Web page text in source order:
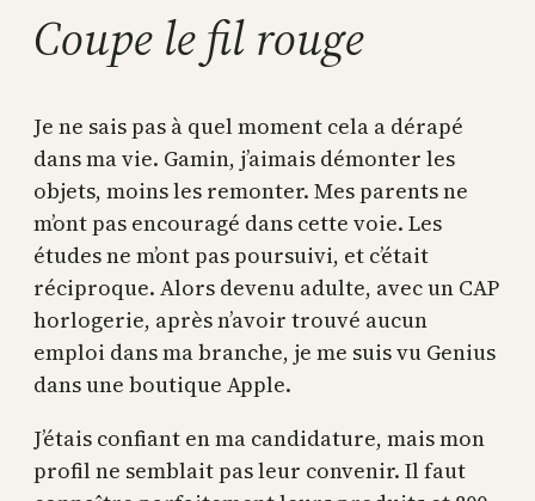
Coupe le fil rouge
Je ne sais pas à quel moment cela a dérapé
dans ma vie. Gamin, j’aimais démonter les
objets, moins les remonter. Mes parents ne
m’ont pas encouragé dans cette voie. Les
études ne m’ont pas poursuivi, et c’était
réciproque. Alors devenu adulte, avec un CAP
horlogerie, après n’avoir trouvé aucun
emploi dans ma branche, je me suis vu Genius
dans une boutique Apple.
J’étais confiant en ma candidature, mais mon
profil ne semblait pas leur convenir. Il faut